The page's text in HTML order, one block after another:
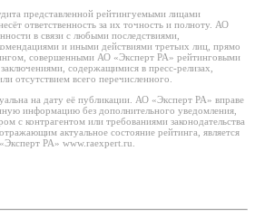
представленной рейтингуемыми лицами
ответственность за их точность и полноту. АО
в связи с любыми последствиями,
и иными действиями третьих лиц, прямо
совершенными АО «Эксперт РА» рейтинговыми
содержащимися в пресс-релизах,
отсутствием всего перечисленного.
на дату её публикации. АО «Эксперт РА» вправе
информацию без дополнительного уведомления,
с контрагентом или требованиями законодательства
актуальное состояние рейтинга, является
РА» www.raexpert.ru.